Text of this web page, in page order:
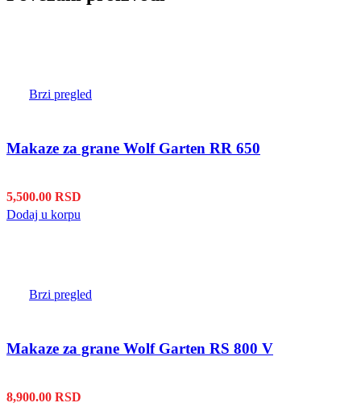
Brzi pregled
Makaze za grane Wolf Garten RR 650
5,500.00 RSD
Dodaj u korpu
Brzi pregled
Makaze za grane Wolf Garten RS 800 V
8,900.00 RSD